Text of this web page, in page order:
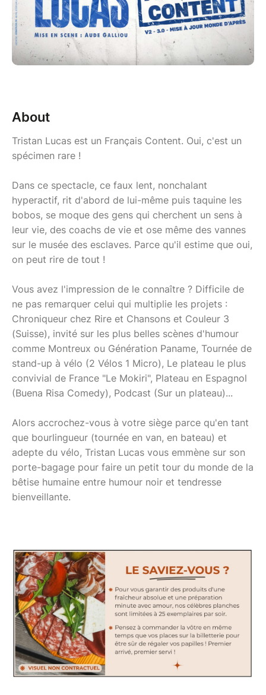
About
Tristan Lucas est un Français Content. Oui, c'est un
spécimen rare !
Dans ce spectacle, ce faux lent, nonchalant
hyperactif, rit d'abord de lui-même puis taquine les
bobos, se moque des gens qui cherchent un sens à
leur vie, des coachs de vie et ose même des vannes
sur le musée des esclaves. Parce qu'il estime que oui,
on peut rire de tout !
Vous avez l'impression de le connaître ? Difficile de
ne pas remarquer celui qui multiplie les projets :
Chroniqueur chez Rire et Chansons et Couleur 3
(Suisse), invité sur les plus belles scènes d'humour
comme Montreux ou Génération Paname, Tournée de
stand-up à vélo (2 Vélos 1 Micro), Le plateau le plus
convivial de France "Le Mokiri", Plateau en Espagnol
(Buena Risa Comedy), Podcast (Sur un plateau)...
Alors accrochez-vous à votre siège parce qu'en tant
que bourlingueur (tournée en van, en bateau) et
adepte du vélo, Tristan Lucas vous emmène sur son
porte-bagage pour faire un petit tour du monde de la
bêtise humaine entre humour noir et tendresse
bienveillante.